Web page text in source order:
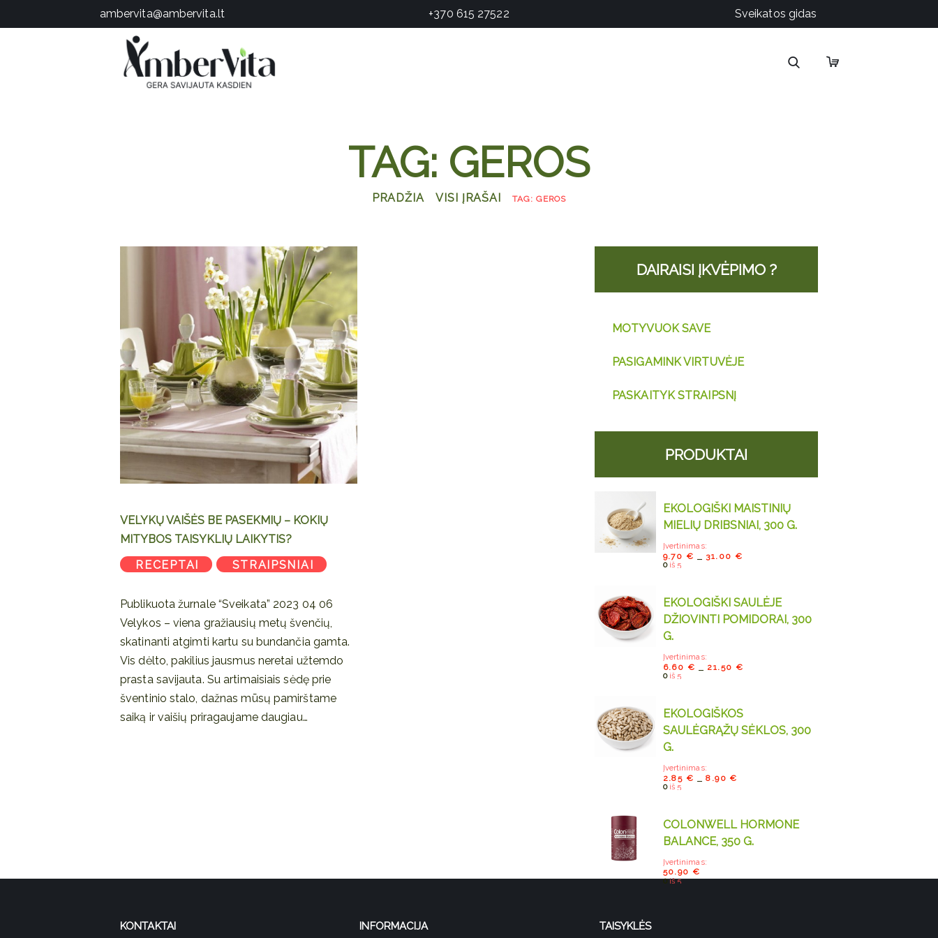
ambervita@ambervita.lt +370 615 27522 Sveikatos gidas
TAG: GEROS
PRADŽIA VISI ĮRAŠAI TAG: GEROS
PASLAUGOS
VELYKŲ VAIŠĖS BE PASEKMIŲ – KOKIŲ
MITYBOS TAISYKLIŲ LAIKYTIS?
RECEPTAI
, STRAIPSNIAI
Publikuota žurnale “Sveikata” 2023 04 06
Velykos – viena gražiausių metų švenčių,
skatinanti atgimti kartu su bundančia gamta.
Vis dėlto, pakilius jausmus neretai užtemdo
prasta savijauta. Su artimaisiais sėdę prie
šventinio stalo, dažnas mūsų pamirštame
saiką ir vaišių priragaujame daugiau…
DAIRAISI ĮKVĖPIMO ?
MOTYVUOK SAVE
PASIGAMINK VIRTUVĖJE
PASKAITYK STRAIPSNĮ
PRODUKTAI
EKOLOGIŠKI MAISTINIŲ
MIELIŲ DRIBSNIAI, 300 G.
Įvertinimas:
0iš 5
9.70 € –31.00 €
EKOLOGIŠKI SAULĖJE
DŽIOVINTI POMIDORAI, 300
G.
Įvertinimas:
0iš 5
6.60 € – 21.50 €
EKOLOGIŠKOS
SAULĖGRĄŽŲ SĖKLOS, 300
G.
Įvertinimas:
0iš 5
2.85 € –8.90 €
COLONWELL HORMONE
BALANCE, 350 G.
Įvertinimas:
0iš 5
50.90 €
KONTAKTAI INFORMACIJA TAISYKLĖS